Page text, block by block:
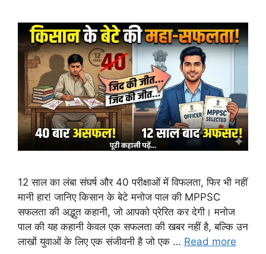
12 साल का लंबा संघर्ष और 40 परीक्षाओं में विफलता, फिर भी नहीं
मानी हार! जानिए किसान के बेटे मनोज पाल की MPPSC
सफलता की अद्भुत कहानी, जो आपको प्रेरित कर देगी। मनोज
पाल की यह कहानी केवल एक सफलता की खबर नहीं है, बल्कि उन
लाखों युवाओं के लिए एक संजीवनी है जो एक … Read more